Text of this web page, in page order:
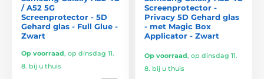
/ A52 5G
Screenprotector - 5D
Gehard glas - Full Glue -
Zwart
Op voorraad, op dinsdag 11.
8. bij u thuis
Screenprotector -
Privacy 5D Gehard glas
- met Magic Box
Applicator - Zwart
Op voorraad, op dinsdag 11.
8. bij u thuis